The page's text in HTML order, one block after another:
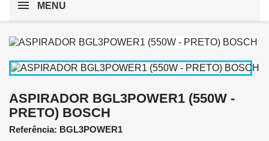
MENU
ASPIRADOR BGL3POWER1 (550W -
PRETO) BOSCH
Referência: BGL3POWER1